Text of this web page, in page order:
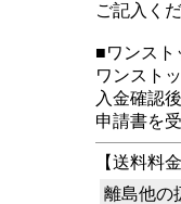
ご記入くだ
■ワンスト
ワンスト
入金確認
申請書を
【送料料
離島他の